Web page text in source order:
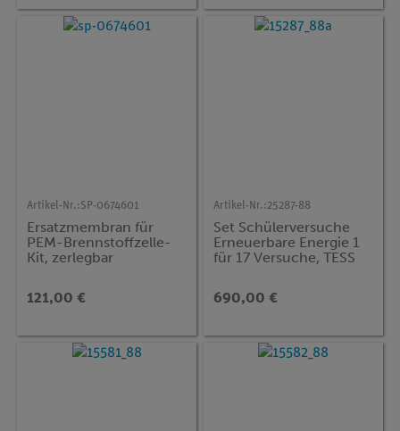
Artikel-Nr.:SP-0674601
Ersatzmembran für
PEM-Brennstoffzelle-
Kit, zerlegbar
121,00 €
Artikel-Nr.:25287-88
Set Schülerversuche
Erneuerbare Energie 1
für 17 Versuche, TESS
690,00 €